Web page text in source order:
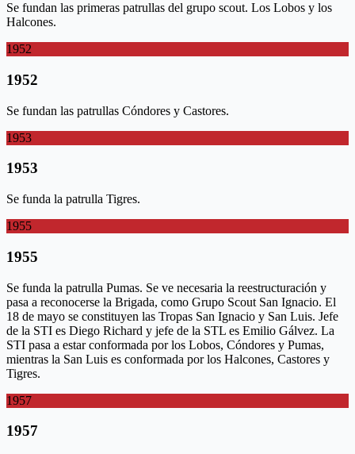
Se fundan las primeras patrullas del grupo scout. Los Lobos y los
Halcones.
1952
1952
Se fundan las patrullas Cóndores y Castores.
1953
1953
Se funda la patrulla Tigres.
1955
1955
Se funda la patrulla Pumas. Se ve necesaria la reestructuración y
pasa a reconocerse la Brigada, como Grupo Scout San Ignacio. El
18 de mayo se constituyen las Tropas San Ignacio y San Luis. Jefe
de la STI es Diego Richard y jefe de la STL es Emilio Gálvez. La
STI pasa a estar conformada por los Lobos, Cóndores y Pumas,
mientras la San Luis es conformada por los Halcones, Castores y
Tigres.
1957
1957